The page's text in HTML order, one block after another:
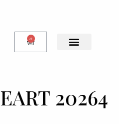
0
20264